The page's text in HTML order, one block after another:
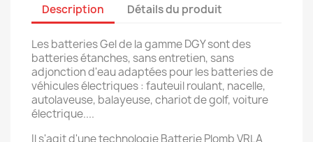
Description Détails du produit
Les batteries Gel de la gamme DGY sont des
batteries étanches, sans entretien, sans
adjonction d'eau adaptées pour les batteries de
véhicules électriques : fauteuil roulant, nacelle,
autolaveuse, balayeuse, chariot de golf, voiture
électrique....
Il s'agit d'une technologie Batterie Plomb VRLA